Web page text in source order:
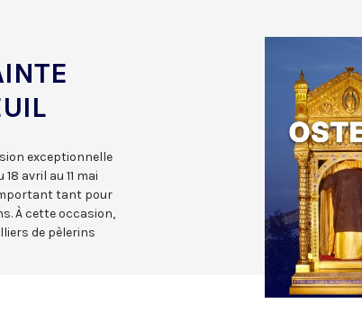
exceptionnelle
avril au 11 mai
tant pour
À cette occasion,
de pèlerins